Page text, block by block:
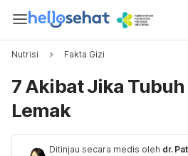
Nutrisi Fakta Gizi
7 Akibat Jika
Lemak
Ditinjau secara medis oleh dr.